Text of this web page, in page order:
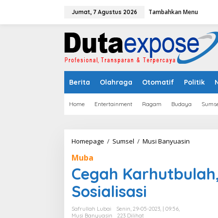
Jumat, 7 Agustus 2026 Tambahkan Menu
Berita Olahraga Otomatif Politik
Home Entertainment Ragam Budaya
Homepage / Sumsel / Musi Banyuasin
h
Muba
Cegah
Sosialisasi
Safrullah Lubai
Senin, 29-05-2023, | 09:56,
Musi Banyuasin
223 Dilihat